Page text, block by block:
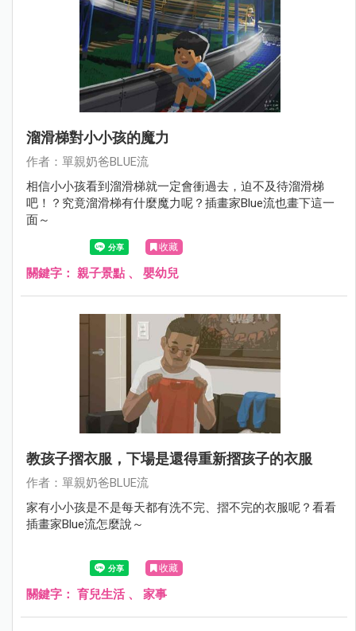
溜滑梯對小小孩的魔力
作者：單親奶爸BLUE流
相信小小孩看到溜滑梯就一定會衝過去，迫不及待溜滑梯
吧！？究竟溜滑梯有什麼魔力呢？插畫家Blue流也畫下這一
面～
收藏
關鍵字： 親子景點 、 嬰幼兒
教孩子摺衣服，下場是還得重新摺孩子的衣服
作者：單親奶爸BLUE流
家有小小孩是不是每天都有洗不完、摺不完的衣服呢？看看
插畫家Blue流怎麼說～
收藏
關鍵字： 育兒生活、 家事